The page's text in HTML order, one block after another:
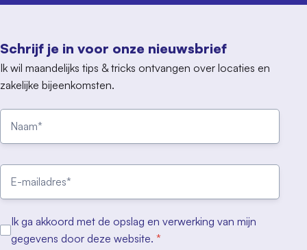
Schrijf je in voor onze nieuwsbrief
Ik wil maandelijks tips & tricks ontvangen over locaties en
zakelijke bijeenkomsten.
Ik ga akkoord met de opslag en verwerking van mijn
gegevens door deze website. *